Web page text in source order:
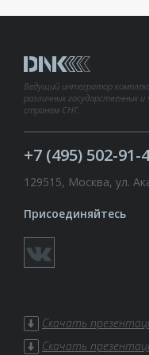
Ведущий интегратор
различных государственных
странам СНГ.
+7 (495) 502-91-
129515, Москва, ул.
Присоединяйтесь
Скачать
Скачать